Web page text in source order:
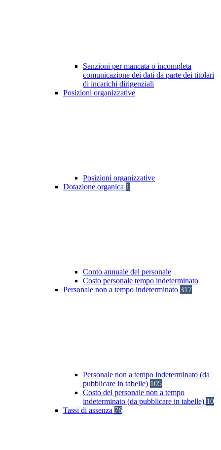
Sanzioni per mancata o incompleta
comunicazione dei dati da parte dei titolari
di incarichi dirigenziali
Posizioni organizzative
Posizioni organizzative
Dotazione organica 1
Conto annuale del personale
Costo personale tempo indeterminato
Personale non a tempo indeterminato 317
Personale non a tempo indeterminato (da
pubblicare in tabelle) 105
Costo del personale non a tempo
indeterminato (da pubblicare in tabelle) 10
Tassi di assenza 76